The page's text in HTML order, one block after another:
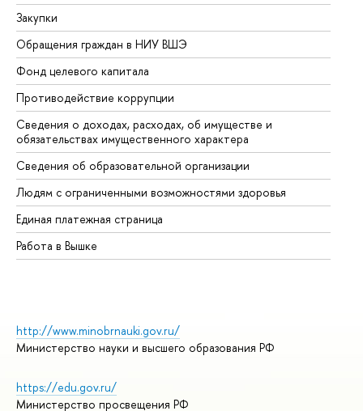
Закупки
Обращения граждан в НИУ ВШЭ
Фонд целевого капитала
Противодействие коррупции
Сведения о доходах, расходах, об имуществе и
обязательствах имущественного характера
Сведения об образовательной организации
Людям с ограниченными возможностями здоровья
Единая платежная страница
Работа в Вышке
http://www.minobrnauki.gov.ru/
Министерство науки и высшего образования РФ
https://edu.gov.ru/
Министерство просвещения РФ